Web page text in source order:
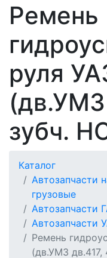
Ремень
руля
(дв.УМЗ
зубч.
Каталог
Автозапчасти
грузовые
Автозапчасти
Автозапчасти
Ремень
(дв.УМЗ дв.417,